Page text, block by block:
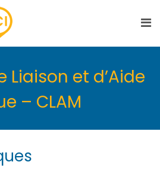
Liaison et d’Aide
– CLAM